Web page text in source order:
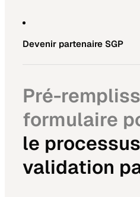
Devenir partenaire SGP
Pré-
formulaire
le
validation